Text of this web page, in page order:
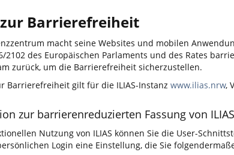
Barrierefreiheit
macht seine Websites und mobilen
2102 des Europäischen Parlaments und des Rates
zurück, um die Barrierefreiheit sicherzustellen.
Barrierefreiheit gilt für die ILIAS-Instanz www.ilias.nrw,
zur barrierenreduzierten Fassung von ILIAS
Nutzung von ILIAS können Sie die User-
Login eine Einstellung, die Sie